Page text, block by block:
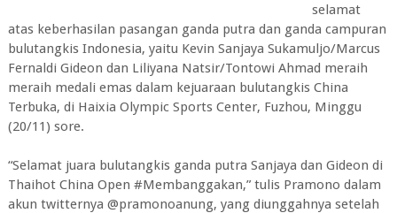
selamat
atas keberhasilan pasangan ganda putra dan ganda campuran
bulutangkis Indonesia, yaitu Kevin Sanjaya Sukamuljo/Marcus
Fernaldi Gideon dan Liliyana Natsir/Tontowi Ahmad meraih
meraih medali emas dalam kejuaraan bulutangkis China
Terbuka, di Haixia Olympic Sports Center, Fuzhou, Minggu
(20/11) sore.
“Selamat juara bulutangkis ganda putra Sanjaya dan Gideon di
Thaihot China Open #Membanggakan,” tulis Pramono dalam
akun twitternya @pramonoanung, yang diunggahnya setelah